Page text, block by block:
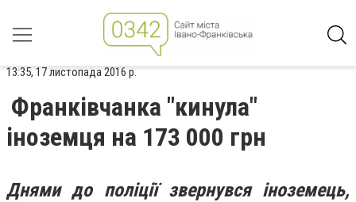
13:35, 17 листопада 2016 р.
Франківчанка "кинула"
іноземця на 173 000 грн
Днями до поліції звернувся іноземець,